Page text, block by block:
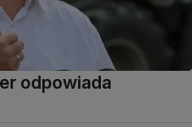
odpowiada